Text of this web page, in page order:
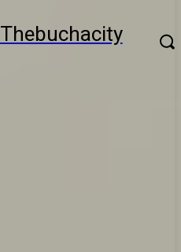
Thebuchacity